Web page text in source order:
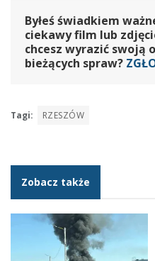
Byłeś świadkiem
ciekawy film lub
chcesz wyrazić swoją
bieżących spraw?
Tagi: RZESZÓW
Zobacz także